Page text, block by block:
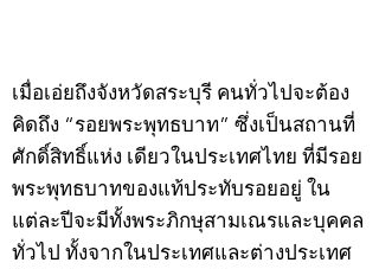
เมื่อเอ่ยถึงจังหวัดสระบุรี คนทั่วไปจะต้อง
คิดถึง “รอยพระพุทธบาท” ซึ่งเป็นสถานที่
ศักดิ์สิทธิ์แห่ง เดียวในประเทศไทย ที่มีรอย
พระพุทธบาทของแท้ประทับรอยอยู่ ใน
แต่ละปีจะมีทั้งพระภิกษุสามเณรและบุคคล
ทั่วไป ทั้งจากในประเทศและต่างประเทศ